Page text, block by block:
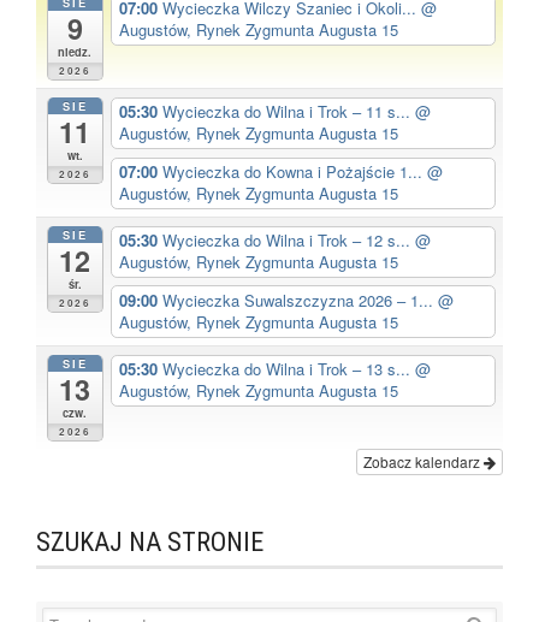
9
niedz.
2026
07:00 Wycieczka Wilczy Szaniec i Okoli... @
Augustów, Rynek Zygmunta Augusta 15
SIE
11
wt.
2026
05:30 Wycieczka do Wilna i Trok – 11 s... @
Augustów, Rynek Zygmunta Augusta 15
07:00 Wycieczka do Kowna i Pożajście 1... @
Augustów, Rynek Zygmunta Augusta 15
SIE
12
śr.
2026
05:30 Wycieczka do Wilna i Trok – 12 s... @
Augustów, Rynek Zygmunta Augusta 15
09:00 Wycieczka Suwalszczyzna 2026 – 1... @
Augustów, Rynek Zygmunta Augusta 15
SIE
13
czw.
2026
05:30 Wycieczka do Wilna i Trok – 13 s... @
Augustów, Rynek Zygmunta Augusta 15
Zobacz kalendarz
SZUKAJ NA STRONIE